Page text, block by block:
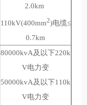
2.0km
110kV(400mm2)电缆≤
0.7km
80000kvA及以下220k
V电力变
50000kvA及以下110k
V电力变